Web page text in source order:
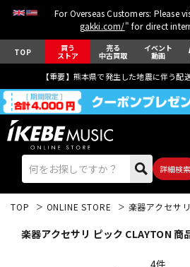
For Overseas Customers: Please
gakki.com/" for direct
TOP 買う
ストア
売る
中古買取
イベント
動画
【重要】熊本県で発生した地震に伴う配
詳細検索
TOP ONLINE STORE 楽器アクセサリ
楽器アクセサリ ピック CLAYTON 商